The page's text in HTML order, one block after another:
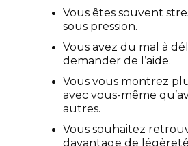
Vous êtes souvent
sous pression.
Vous avez du mal à
demander de l’aide.
Vous vous montrez
avec vous-même
autres.
Vous souhaitez
davantage de